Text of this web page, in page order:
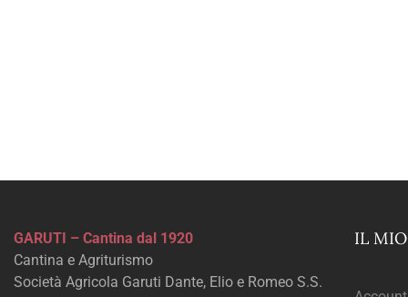
GARUTI – Cantina dal 1920
Cantina e Agriturismo
Società Agricola Garuti Dante, Elio e Romeo S.S.
IL